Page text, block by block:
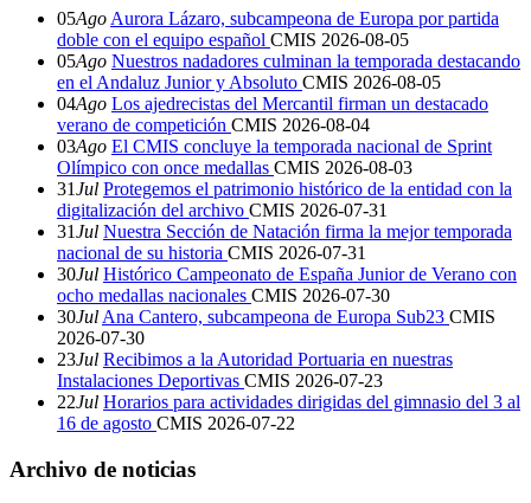
05Ago Aurora Lázaro, subcampeona de Europa por partida
doble con el equipo español CMIS 2026-08-05
05Ago Nuestros nadadores culminan la temporada destacando
en el Andaluz Junior y Absoluto CMIS 2026-08-05
04Ago Los ajedrecistas del Mercantil firman un destacado
verano de competición CMIS 2026-08-04
03Ago El CMIS concluye la temporada nacional de Sprint
Olímpico con once medallas CMIS 2026-08-03
31Jul Protegemos el patrimonio histórico de la entidad con la
digitalización del archivo CMIS 2026-07-31
31Jul Nuestra Sección de Natación firma la mejor temporada
nacional de su historia CMIS 2026-07-31
30Jul Histórico Campeonato de España Junior de Verano con
ocho medallas nacionales CMIS 2026-07-30
30Jul Ana Cantero, subcampeona de Europa Sub23 CMIS
2026-07-30
23Jul Recibimos a la Autoridad Portuaria en nuestras
Instalaciones Deportivas CMIS 2026-07-23
22Jul Horarios para actividades dirigidas del gimnasio del 3 al
16 de agosto CMIS 2026-07-22
Archivo de noticias